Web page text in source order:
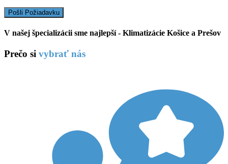
V našej špecializácii sme najlepší - Klimatizácie Košice a Prešov
Prečo si vybrať nás